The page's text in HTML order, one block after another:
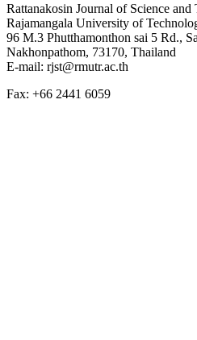
Rattanakosin Journal of Science and
Rajamangala University of
96 M.3 Phutthamonthon sai 5 Rd.,
Nakhonpathom, 73170, Thailand
E-mail: rjst@rmutr.ac.th
Fax: +66 2441 6059